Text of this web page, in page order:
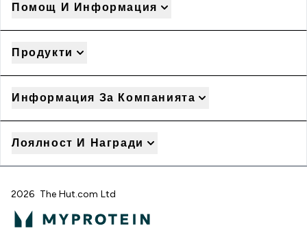
Помощ И Информация
Продукти
Информация За Компанията
Лоялност И Награди
2026 The Hut.com Ltd